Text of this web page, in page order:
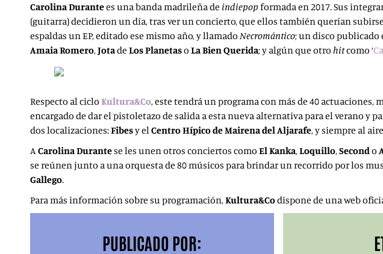
Carolina Durantees una banda madrileña de indiepop formada en 2017. Sus
(guitarra) decidieron un día, tras ver un concierto, que ellos también querían
espaldas un EP, editado ese mismo año, y llamado Necromántico; un disco publicado
Amaia Romero,Jotade Los Planetaso La Bien Querida; y algún que otro hitcomo ‘
Respecto al ciclo Kultura&Co, este tendrá un programa con más de 40 actuaciones,
encargado de dar el pistoletazo de salida a esta nueva alternativa para el verano y
dos localizaciones:Fibesy elCentro Hípico de Mairena del Aljarafe, y siempre al
ACarolina Durantese les unen otros conciertos como El Kanka,Loquillo,Secondo
se reúnen junto a una orquesta de 80 músicos para brindar un recorrido por los
Gallego.
Para más información sobre su programación,Kultura&Codispone de una web
PUBLICADO POR: